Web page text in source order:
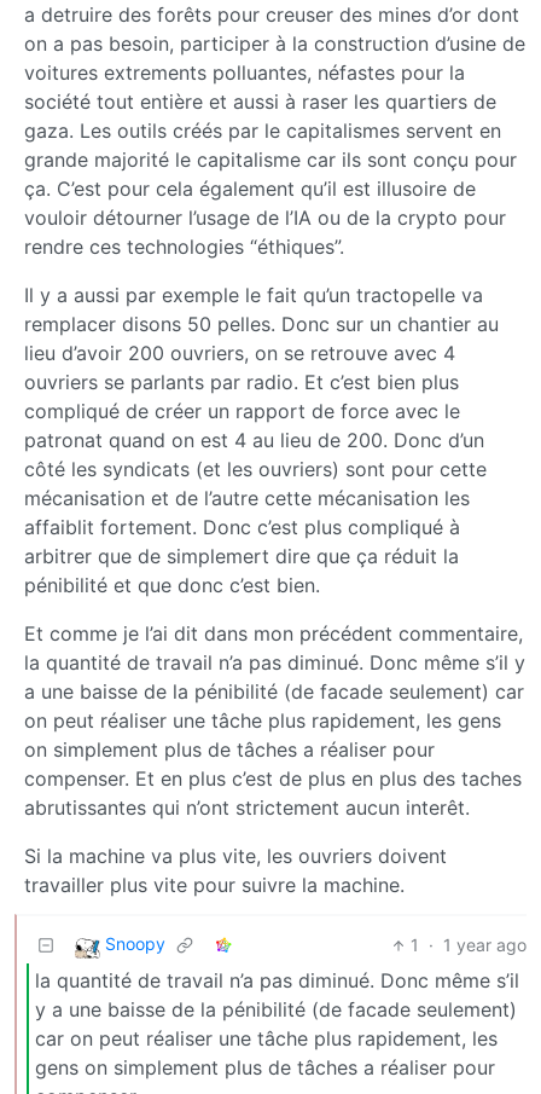
a detruire des forêts pour creuser des mines d’or dont
on a pas besoin, participer à la construction d’usine de
voitures extrements polluantes, néfastes pour la
société tout entière et aussi à raser les quartiers de
gaza. Les outils créés par le capitalismes servent en
grande majorité le capitalisme car ils sont conçu pour
ça. C’est pour cela également qu’il est illusoire de
vouloir détourner l’usage de l’IA ou de la crypto pour
rendre ces technologies “éthiques”.
Il y a aussi par exemple le fait qu’un tractopelle va
remplacer disons 50 pelles. Donc sur un chantier au
lieu d’avoir 200 ouvriers, on se retrouve avec 4
ouvriers se parlants par radio. Et c’est bien plus
compliqué de créer un rapport de force avec le
patronat quand on est 4 au lieu de 200. Donc d’un
côté les syndicats (et les ouvriers) sont pour cette
mécanisation et de l’autre cette mécanisation les
affaiblit fortement. Donc c’est plus compliqué à
arbitrer que de simplemert dire que ça réduit la
pénibilité et que donc c’est bien.
Et comme je l’ai dit dans mon précédent commentaire,
la quantité de travail n’a pas diminué. Donc même s’il y
a une baisse de la pénibilité (de facade seulement) car
on peut réaliser une tâche plus rapidement, les gens
on simplement plus de tâches a réaliser pour
compenser. Et en plus c’est de plus en plus des taches
abrutissantes qui n’ont strictement aucun interêt.
Si la machine va plus vite, les ouvriers doivent
travailler plus vite pour suivre la machine.
Snoopy 1 · 1 year ago
la quantité de travail n’a pas diminué. Donc même s’il
y a une baisse de la pénibilité (de facade seulement)
car on peut réaliser une tâche plus rapidement, les
gens on simplement plus de tâches a réaliser pour